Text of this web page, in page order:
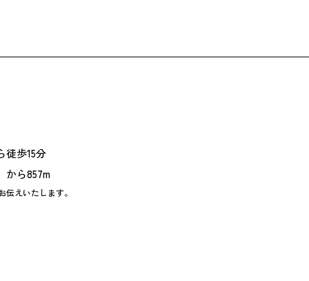
徒歩15分
から857m
えいたします。